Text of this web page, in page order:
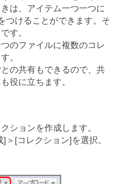
は、アイテム一つ一つに
つけることができます。そ
す。
のファイルに複数のコレ
。
の共有もできるので、共
役に立ちます。
ションを作成します。
[コレクション]を選択。